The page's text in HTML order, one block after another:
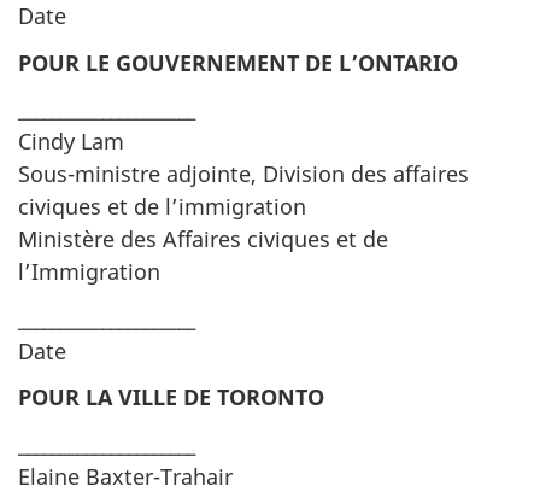
Date
POUR LE GOUVERNEMENT DE L’ONTARIO
Cindy Lam
Sous-ministre adjointe, Division des affaires
civiques et de l’immigration
Ministère des Affaires civiques et de
l’Immigration
Date
POUR LA VILLE DE TORONTO
Elaine Baxter-Trahair